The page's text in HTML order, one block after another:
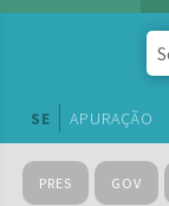
SE APURAÇÃO
PRES GOV